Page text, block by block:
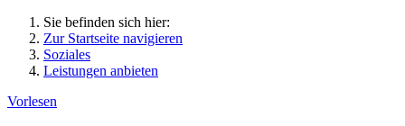
Sie befinden sich hier:
Zur Startseite navigieren
Soziales
Leistungen anbieten
Vorlesen